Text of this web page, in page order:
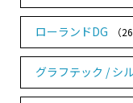
ローランドDG （26
グラフテック / シ